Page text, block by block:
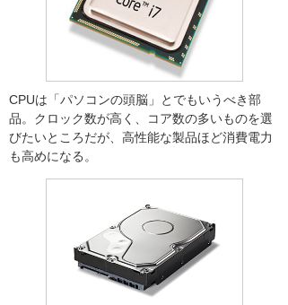
CPUは「パソコンの頭脳」とでもいうべき部
品。クロック数が高く、コア数の多いものを選
びたいところだが、高性能な製品ほど消費電力
も高めになる。